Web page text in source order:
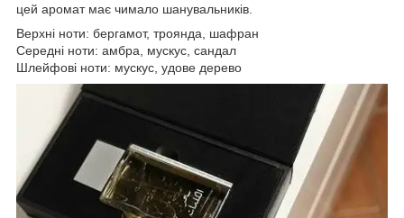
цей аромат має чимало шанувальників.
Верхні ноти: бергамот, троянда, шафран
Середні ноти: амбра, мускус, сандал
Шлейфові ноти: мускус, удове дерево